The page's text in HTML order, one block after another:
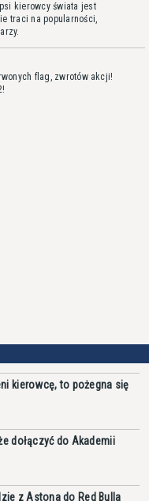
kierowcy świata jest
traci na popularności,
flag, zwrotów akcji!
kierowcę, to pożegna się
dołączyć do Akademii
z Astona do Red Bulla